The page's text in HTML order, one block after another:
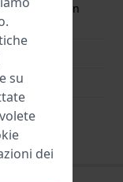
con
su
dei